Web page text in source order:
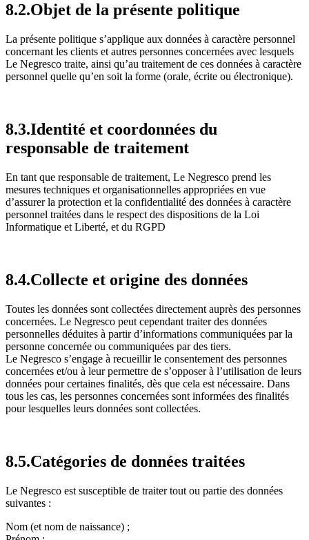
8.2.Objet de la présente politique
La présente politique s’applique aux données à caractère personnel
concernant les clients et autres personnes concernées avec lesquels
Le Negresco traite, ainsi qu’au traitement de ces données à caractère
personnel quelle qu’en soit la forme (orale, écrite ou électronique).
8.3.Identité et coordonnées du
responsable de traitement
En tant que responsable de traitement, Le Negresco prend les
mesures techniques et organisationnelles appropriées en vue
d’assurer la protection et la confidentialité des données à caractère
personnel traitées dans le respect des dispositions de la Loi
Informatique et Liberté, et du RGPD
8.4.Collecte et origine des données
Toutes les données sont collectées directement auprès des personnes
concernées. Le Negresco peut cependant traiter des données
personnelles déduites à partir d’informations communiquées par la
personne concernée ou communiquées par des tiers.
Le Negresco s’engage à recueillir le consentement des personnes
concernées et/ou à leur permettre de s’opposer à l’utilisation de leurs
données pour certaines finalités, dès que cela est nécessaire. Dans
tous les cas, les personnes concernées sont informées des finalités
pour lesquelles leurs données sont collectées.
8.5.Catégories de données traitées
Le Negresco est susceptible de traiter tout ou partie des données
suivantes :
Nom (et nom de naissance) ;